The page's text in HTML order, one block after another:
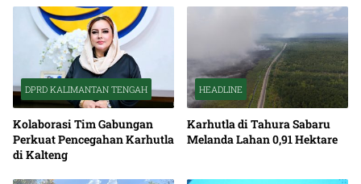
DPRD KALIMANTAN TENGAH
Kolaborasi Tim Gabungan
Perkuat Pencegahan Karhutla
di Kalteng
HEADLINE
Karhutla di Tahura Sabaru
Melanda Lahan 0,91 Hektare